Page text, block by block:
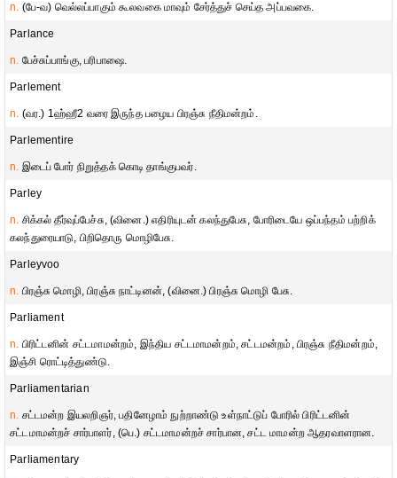
n. (பே-வ) வெல்லப்பாகும் கூலவகை மாவும் சேர்த்துச் செய்த அப்பவகை.
Parlance
n. பேச்சுப்பாங்கு, பரிபாஷை.
Parlement
n. (வர.) 1ஹ்ஹீ2 வரை இருந்த பழைய பிரஞ்சு நீதிமன்றம்.
Parlementire
n. இடைப் போர் நிறுத்தக் கொடி தாங்குபவர்.
Parley
n. சிக்கல் தீர்வுப்பேச்சு, (வினை.) எதிரியுடன் கலந்துபேசு, போரிடையே ஒப்பந்தம் பற்றிக்
கலந்துரையாடு, பிறிதொரு மொழிபேசு.
Parleyvoo
n. பிரஞ்சு மொழி, பிரஞ்சு நாட்டினன், (வினை.) பிரஞ்சு மொழி பேசு.
Parliament
n. பிரிட்டனின் சட்டமாமன்றம், இந்திய சட்டமாமன்றம், சட்டமன்றம், பிரஞ்சு நீதிமன்றம்,
இஞ்சி ரொட்டித்துண்டு.
Parliamentarian
n. சட்டமன்ற இயலறிஞர், பதினேழாம் நுற்றாண்டு உள்நாட்டுப் போரில் பிரிட்டனின்
சட்டமாமன்றச் சார்பாளர், (பெ.) சட்டமாமன்றச் சார்பான, சட்ட மாமன்ற ஆதரவாளரான.
Parliamentary